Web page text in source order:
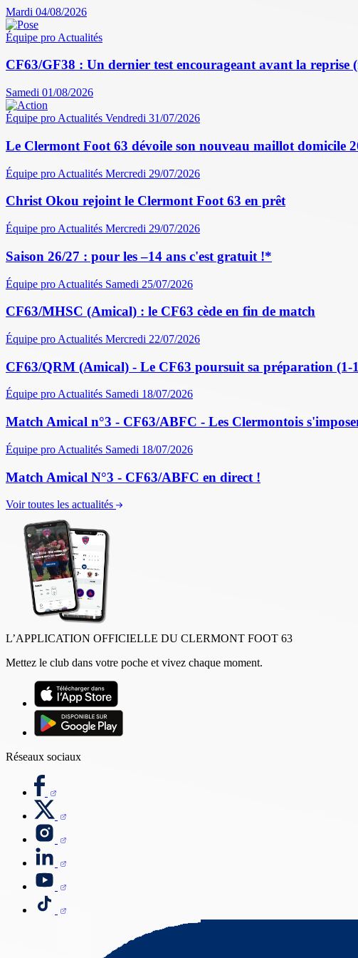
Mardi 04/08/2026
Équipe pro Actualités
CF63/GF38 : Un dernier test encourageant avant la reprise
Samedi 01/08/2026
Équipe pro Actualités Vendredi 31/07/2026
Le Clermont Foot 63 dévoile son nouveau maillot domicile
Équipe pro Actualités Mercredi 29/07/2026
Christ Okou rejoint le Clermont Foot 63 en prêt
Équipe pro Actualités Mercredi 29/07/2026
Saison 26/27 : pour les –14 ans c'est gratuit !*
Équipe pro Actualités Samedi 25/07/2026
CF63/MHSC (Amical) : le CF63 cède en fin de match
Équipe pro Actualités Mercredi 22/07/2026
CF63/QRM (Amical) - Le CF63 poursuit sa préparation (1-
Équipe pro Actualités Samedi 18/07/2026
Match Amical n°3 - CF63/ABFC - Les Clermontois
Équipe pro Actualités Samedi 18/07/2026
Match Amical N°3 - CF63/ABFC en direct !
Voir toutes les actualités
L’APPLICATION OFFICIELLE DU CLERMONT FOOT 63
Mettez le club dans votre poche et vivez chaque moment.
Réseaux sociaux